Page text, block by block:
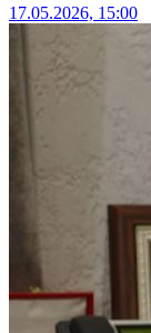
17.05.2026, 15:00